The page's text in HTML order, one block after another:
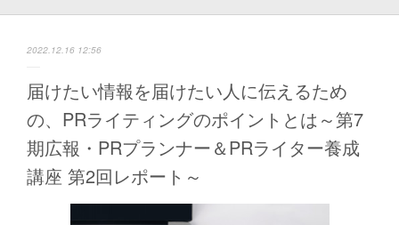
2022.12.16 12:56
届けたい情報を届けたい人に伝えるため
の、PRライティングのポイントとは～第7
期広報・PRプランナー＆PRライター養成
講座 第2回レポート～